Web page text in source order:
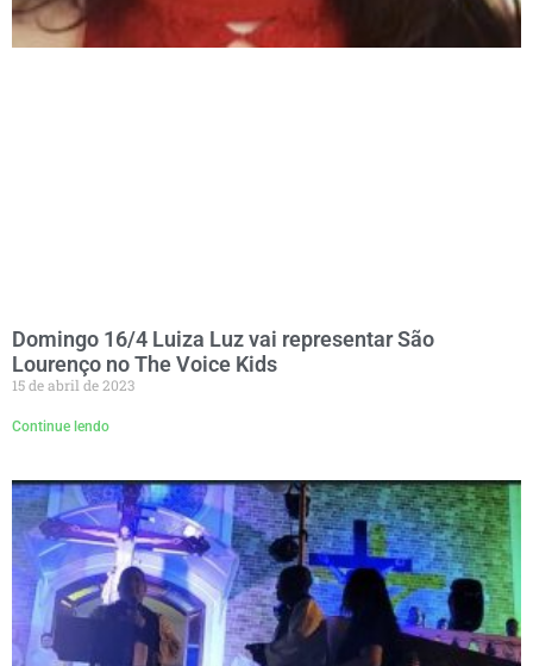
Domingo 16/4 Luiza Luz vai representar São
Lourenço no The Voice Kids
15 de abril de 2023
Continue lendo